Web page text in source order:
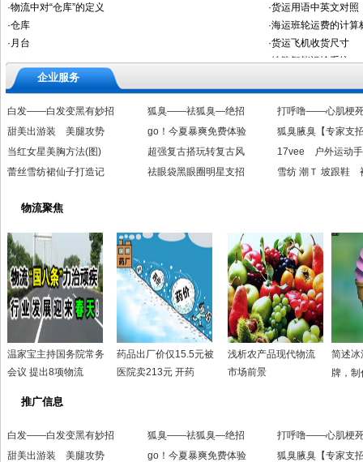
企业服务
白发——白发变黑有妙招 狐臭——祛狐臭—绝招
打呼噜——心肌梗
甜美出游装 美腿攻势
go！今夏暴爽免费体验
狐臭腋臭【专家支
当红女星美胸方法(图)
超强复古搭玩转复古风
17vee 户外运动
蕾丝雪纺裙仙子打造记
祛眼袋黑眼圈明星支招 雪纺 潮Ｔ 坡跟鞋
物流聚焦
温家宝主持国务院常务
会议 提出8项物流
药品出厂价仅15.5元被
医院卖213元 开药
浅析农产品现代物流
市场前景
简述冰
牌，制
推广信息
白发——白发变黑有妙招 狐臭——祛狐臭—绝招
打呼噜——心肌梗
甜美出游装 美腿攻势
go！今夏暴爽免费体验
狐臭腋臭【专家支